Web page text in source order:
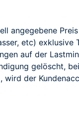
angegebene
etc) exklusive
auf der
gelöscht, bei
wird der